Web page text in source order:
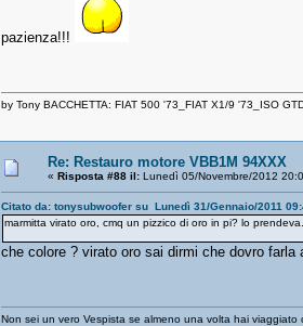
pazienza!!!
by Tony BACCHETTA: FIAT 500 '73_FIAT X1/9 '73_ISO
Re: Restauro motore VBB1M 94XXX
« Risposta #88 il: Lunedì 05/Novembre/2012
Citato da: tonysubwoofer su Lunedì 31/Gennaio/2011
marmitta virato oro, cmq un pizzico di oro in pi? lo prendeva.
che colore ? virato oro sai dirmi che dovro farla
Non sei un vero Vespista se almeno una volta hai